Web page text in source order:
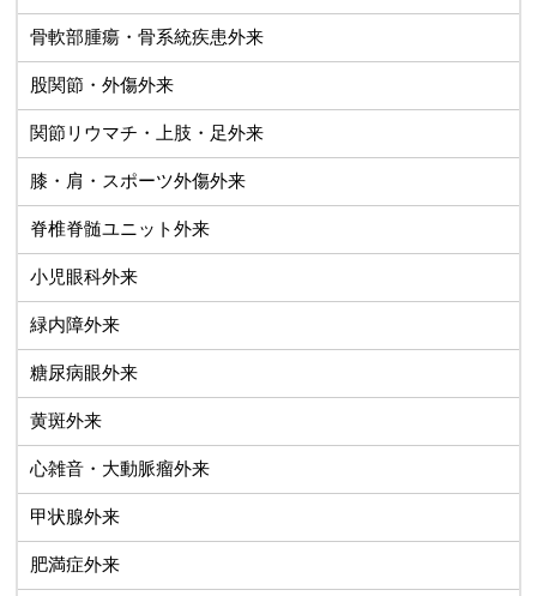
骨軟部腫瘍・骨系統疾患外来
股関節・外傷外来
関節リウマチ・上肢・足外来
膝・肩・スポーツ外傷外来
脊椎脊髄ユニット外来
小児眼科外来
緑内障外来
糖尿病眼外来
黄斑外来
心雑音・大動脈瘤外来
甲状腺外来
肥満症外来